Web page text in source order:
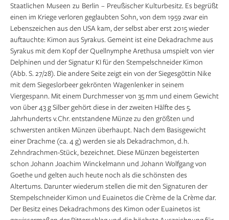
Staatlichen Museen zu Berlin – Preußischer Kulturbesitz. Es begrüßt
einen im Kriege verloren geglaubten Sohn, von dem 1959 zwar ein
Lebens­zeichen aus den USA kam, der selbst aber erst 2015 wieder
auftauchte: Kimon aus Syrakus. Gemeint ist eine Dekadrachme aus
Syrakus mit dem Kopf der Quellnymphe Arethusa umspielt von vier
Delphinen und der Signatur KI für den Stempelschneider Kimon
(Abb. S. 27/28). Die andere Seite zeigt ein von der Siegesgöttin Nike
mit dem Siegeslorbeer gekrönten Wagenlenker in seinem
Viergespann. Mit einem Durchmesser von 35 mm und einem Gewicht
von über 43 g Silber gehört diese in der zweiten Hälfte des 5.
Jahrhunderts v. Chr. entstandene Münze zu den größten und
schwersten antiken Münzen überhaupt. Nach dem Basisgewicht
einer Drachme (ca. 4 g) werden sie als Dekadrachmon, d. h.
Zehndrachmen-Stück, bezeichnet. Diese Münzen begeisterten
schon Johann Joachim Winckelmann und Johann Wolfgang von
Goethe und gelten auch heute noch als die schönsten des
Altertums. Darunter wiederum stellen die mit den Signaturen der
Stempelschneider Kimon und Euainetos die Crème de la Crème dar.
Der Besitz eines Dekadrachmons des Kimon oder Euainetos ist